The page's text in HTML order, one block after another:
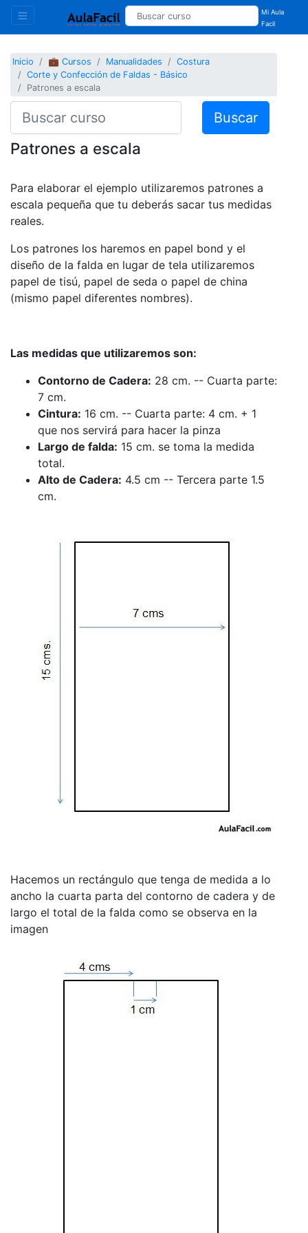
Mi Aula
Facil
Inicio 💼 Cursos Manualidades
Costura
Corte y Confección de Faldas - Básico
Patrones a escala
Buscar
Patrones a escala
Para elaborar el ejemplo utilizaremos patrones a
escala pequeña que tu deberás sacar tus medidas
reales.
Los patrones los haremos en papel bond y el
diseño de la falda en lugar de tela utilizaremos
papel de tisú, papel de seda o papel de china
(mismo papel diferentes nombres).
Las medidas que utilizaremos son:
Contorno de Cadera: 28 cm. -- Cuarta parte:
7 cm.
Cintura: 16 cm. -- Cuarta parte: 4 cm. + 1
que nos servirá para hacer la pinza
Largo de falda: 15 cm. se toma la medida
total.
Alto de Cadera: 4.5 cm -- Tercera parte 1.5
cm.
Hacemos un rectángulo que tenga de medida a lo
ancho la cuarta parta del contorno de cadera y de
largo el total de la falda como se observa en la
imagen